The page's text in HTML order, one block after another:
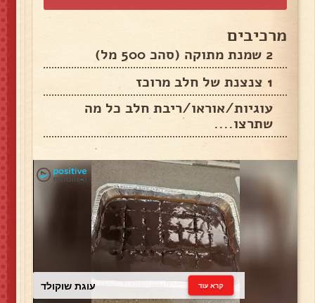
מרכיבים
2 שמנת מתוקה (סהכ 500 מל)
1 צנצנת של חלב מרוכז
עוגיות/אוראו/ריבת חלב כל מה
שתרצו....
עוגת שוקולד קרא עוד